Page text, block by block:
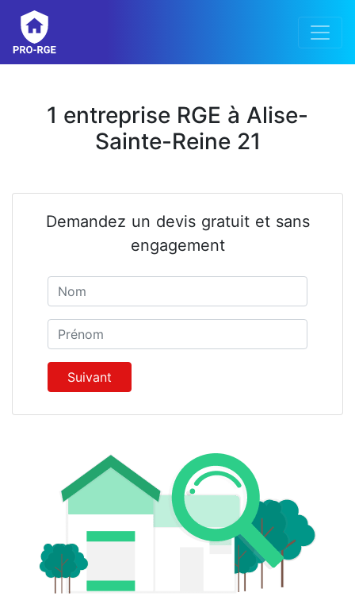
1 entreprise RGE à Alise-
Sainte-Reine 21
Demandez un devis gratuit et sans
engagement
Prénom
Suivant